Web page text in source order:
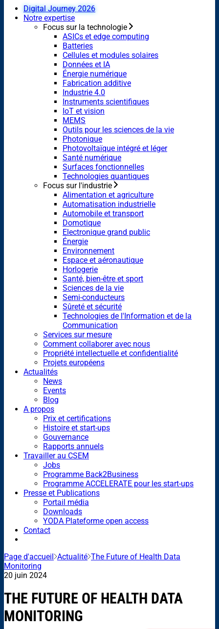
Digital Journey 2026
Notre expertise
Focus sur la technologie
ASICs et edge computing
Batteries
Cellules et modules solaires
Données et IA
Énergie numérique
Fabrication additive
Industrie 4.0
Instruments scientifiques
IoT et vision
MEMS
Outils pour les sciences de la vie
Photonique
Photovoltaïque intégré et léger
Santé numérique
Surfaces fonctionnelles
Technologies quantiques
Focus sur l'industrie
Alimentation et agriculture
Automatisation industrielle
Automobile et transport
Domotique
Electronique grand public
Énergie
Environnement
Espace et aéronautique
Horlogerie
Santé, bien-être et sport
Sciences de la vie
Semi-conducteurs
Sûreté et sécurité
Technologies de l'Information et de la
Communication
Services sur mesure
Comment collaborer avec nous
Propriété intellectuelle et confidentialité
Projets européens
Actualités
News
Events
Blog
A propos
Prix et certifications
Histoire et start-ups
Gouvernance
Rapports annuels
Travailler au CSEM
Jobs
Programme Back2Business
Programme ACCELERATE pour les start-ups
Presse et Publications
Portail média
Downloads
YODA Plateforme open access
Contact
Page d'accueil Actualité The Future of Health Data
Monitoring
20 juin 2024
THE FUTURE OF HEALTH DATA
MONITORING